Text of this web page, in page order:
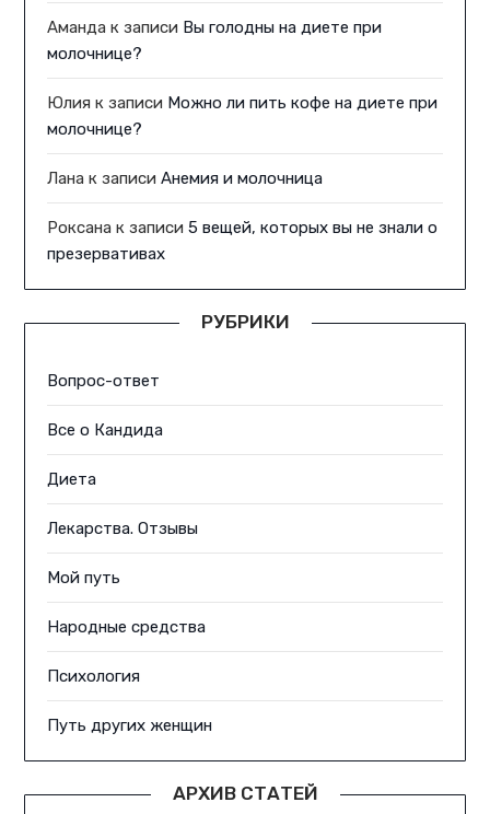
Аманда к записи Вы голодны на диете при
молочнице?
Юлия к записи Можно ли пить кофе на диете при
молочнице?
Лана к записиАнемия и молочница
Роксана к записи5 вещей, которых вы не знали о
презервативах
РУБРИКИ
Вопрос-ответ
Все о Кандида
Диета
Лекарства. Отзывы
Мой путь
Народные средства
Психология
Путь других женщин
АРХИВ СТАТЕЙ